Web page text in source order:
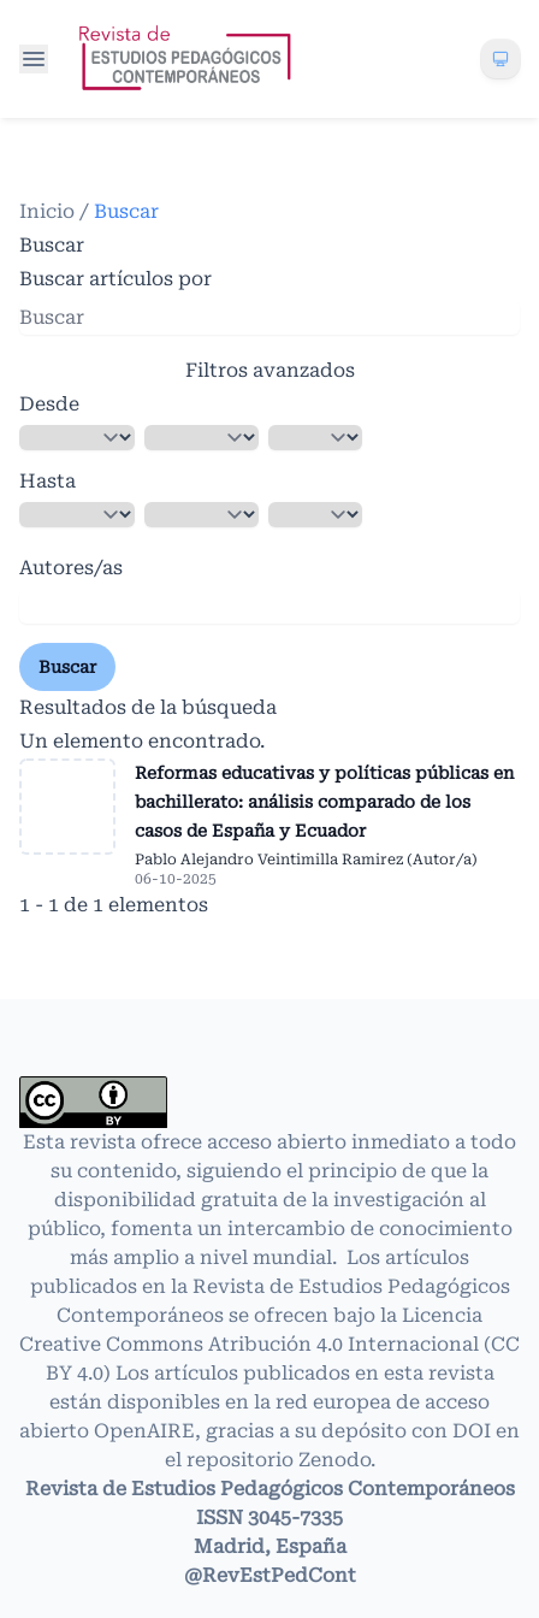
Inicio / Buscar
Buscar
Buscar artículos por
Filtros avanzados
Desde
Hasta
Autores/as
Buscar
Resultados de la búsqueda
Un elemento encontrado.
Reformas educativas y políticas públicas en
bachillerato: análisis comparado de los
casos de España y Ecuador
Pablo Alejandro Veintimilla Ramirez (Autor/a)
06-10-2025
1 - 1 de 1 elementos
Esta revista ofrece acceso abierto inmediato a todo
su contenido, siguiendo el principio de que la
disponibilidad gratuita de la investigación al
público, fomenta un intercambio de conocimiento
más amplio a nivel mundial. Los artículos
publicados en la Revista de Estudios Pedagógicos
Contemporáneos se ofrecen bajo la Licencia
Creative Commons Atribución 4.0 Internacional (CC
BY 4.0) Los artículos publicados en esta revista
están disponibles en la red europea de acceso
abierto OpenAIRE, gracias a su depósito con DOI en
el repositorio Zenodo.
Revista de Estudios Pedagógicos Contemporáneos
ISSN 3045-7335
Madrid, España
@RevEstPedCont